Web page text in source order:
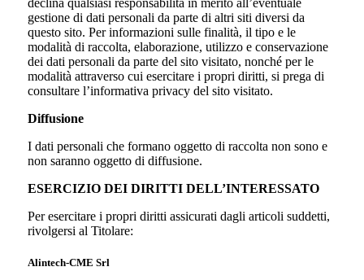
gestione di dati personali da parte di altri siti diversi da
questo sito. Per informazioni sulle finalità, il tipo e le
modalità di raccolta, elaborazione, utilizzo e conservazione
dei dati personali da parte del sito visitato, nonché per le
modalità attraverso cui esercitare i propri diritti, si prega di
consultare l’informativa privacy del sito visitato.
Diffusione
I dati personali che formano oggetto di raccolta non sono e
non saranno oggetto di diffusione.
ESERCIZIO DEI DIRITTI DELL’INTERESSATO
Per esercitare i propri diritti assicurati dagli articoli suddetti,
rivolgersi al Titolare:
Alintech-CME Srl